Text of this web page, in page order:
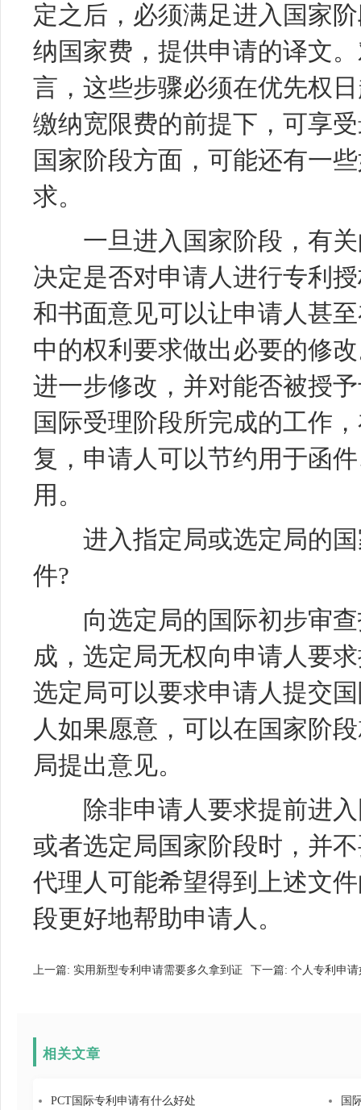
定之后，必须满足进入国家
纳国家费，提供申请的译文
言，这些步骤必须在优先权
缴纳宽限费的前提下，可享
国家阶段方面，可能还有一
求。
一旦进入国家阶段，有关
决定是否对申请人进行专利
和书面意见可以让申请人甚
中的权利要求做出必要的修
进一步修改，并对能否被授
国际受理阶段所完成的工作
复，申请人可以节约用于函
用。
进入指定局或选定局的国
件?
向选定局的国际初步审查
成，选定局无权向申请人要
选定局可以要求申请人提交
人如果愿意，可以在国家阶
局提出意见。
除非申请人要求提前进入
或者选定局国家阶段时，并
代理人可能希望得到上述文
段更好地帮助申请人。
上一篇: 实用新型专利申请需要多久拿到证 下一篇: 个人专利申
相关文章
PCT国际专利申请有什么好处 国